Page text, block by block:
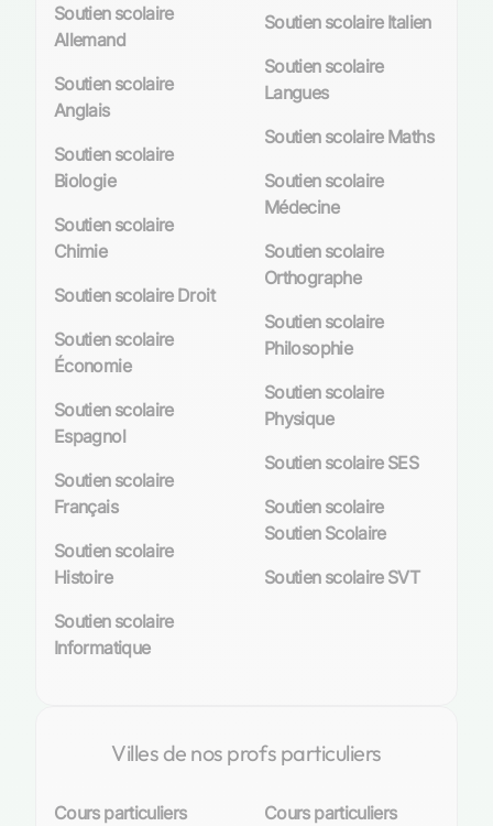
Soutien scolaire
Allemand
Soutien scolaire
Anglais
Soutien scolaire
Biologie
Soutien scolaire
Chimie
Soutien scolaire Droit
Soutien scolaire
Économie
Soutien scolaire
Espagnol
Soutien scolaire
Français
Soutien scolaire
Histoire
Soutien scolaire
Informatique
Soutien scolaire Italien
Soutien scolaire
Langues
Soutien scolaire Maths
Soutien scolaire
Médecine
Soutien scolaire
Orthographe
Soutien scolaire
Philosophie
Soutien scolaire
Physique
Soutien scolaire SES
Soutien scolaire
Soutien Scolaire
Soutien scolaire SVT
Villes de nos profs particuliers
Cours particuliers
Cours particuliers